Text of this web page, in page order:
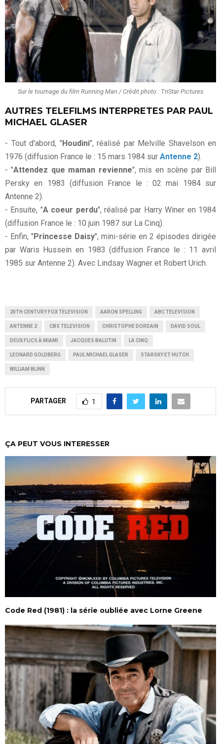
Sur le tournage du film Running Man / Crédit photo : TriStar Pictures
AUTRES TELEFILMS INTERPRETES PAR PAUL
MICHAEL GLASER
- Tout d'abord, " Houdini", réalisé par Melville Shavelson en
1976 (diffusion France le : 15 mars 1984 sur Antenne 2).
- "Attendez que maman revienne", mis en scène par Bill
Persky en 1983 (diffusion France le : 02 mai 1984 sur
Antenne 2).
- Ensuite, "A coeur perdu", réalisé par Harry Winer en 1984
(diffusion France le : 10 juin 1987 sur La Cinq).
- Enfin, " Princesse Daisy", mini-série en 2 épisodes dirigée
par Waris Hussein en 1983 (diffusion France le : 11 avril
1985 sur Antenne 2). Avec Lindsay Wagner et Robert Urich.
20TH CENTURY FOX TELEVISION AARON SPELLING ABC TELEVISION
ANTENNE 2 CBS TELEVISION CHRISTOPHE DORDAIN DAVID SOUL
DEUX FLICS À MIAMI JACQUES BALUTIN LA CINQ
LEONARD GOLDBERG PAUL MICHAEL GLASER STARSKY ET HUTCH
WILLIAM BLINN
PARTAGER 1
ÇA PEUT VOUS INTERESSER
Code Red (1981) : la série oubliée avec Lorne Greene